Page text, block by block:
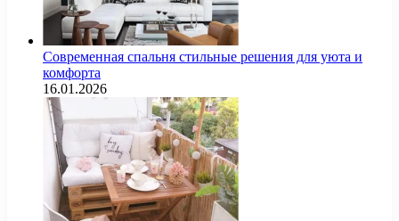
Современная спальня стильные решения для уюта и
комфорта
16.01.2026